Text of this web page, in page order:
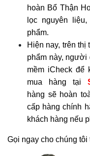
hoàn Bổ Thận
lọc nguyên
phẩm.
Hiện nay, trên
phẩm này, người
mềm iCheck để
mua hàng tại
hàng sẽ hoàn
cấp hàng chính
khách hàng nếu
Gọi ngay cho chúng